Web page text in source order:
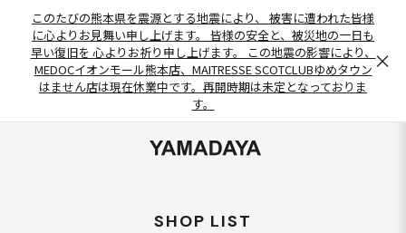
このたびの熊本県を震源とする地震により、 被害に遭われた皆様
に心よりお見舞い申し上げます。 皆様の安全と、被災地の一日も
早い復旧を 心よりお祈り申し上げます。 この地震の影響により、
MEDOCイオンモール熊本店、MAITRESSE SCOTCLUBゆめタウン
はません店は現在休業中です。再開時期は未定となっておりま
す。
×
SHOP LIST